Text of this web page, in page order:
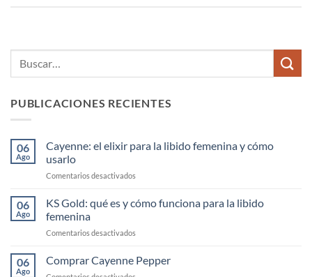
PUBLICACIONES RECIENTES
06
Ago
Cayenne: el elixir para la libido femenina y cómo
usarlo
Comentarios desactivados
el
la
femenina
06
Ago
KS Gold: qué es y cómo funciona para la libido
femenina
Comentarios desactivados
Gold:
06
Ago
Comprar Cayenne Pepper